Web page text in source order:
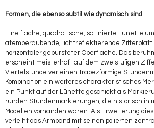
Formen, die ebenso subtil wie dynamisch sind
Eine flache, quadratische, satinierte Lünette
atemberaubende, lichtreflektierende Zifferblatt
horizontaler gebürsteter Oberfläche. Das
erscheint meisterhaft auf dem zweistufigen
Viertelstunde verleihen trapezförmige
Kombination ein weiteres charakteristisches
ein Punkt auf der Lünette geschickt als
runden Stundenmarkierungen, die historisch in
Modellen vorhanden waren. Als Erweiterung
verleiht das Armband mit seinen polierten